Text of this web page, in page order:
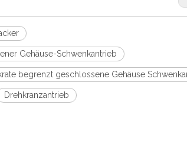
Gehäuse-Schwenkantrieb
begrenzt geschlossene Gehäuse
Drehkranzantrieb